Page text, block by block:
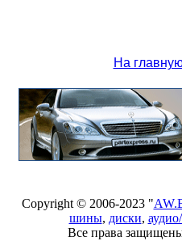
На
Copyright © 2006-2023 "
шины, диски,
Все права